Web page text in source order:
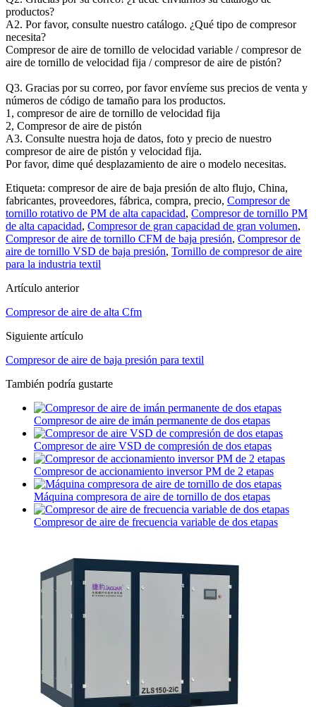
productos?
A2. Por favor, consulte nuestro catálogo. ¿Qué tipo de compresor
necesita?
Compresor de aire de tornillo de velocidad variable / compresor de
aire de tornillo de velocidad fija / compresor de aire de pistón?
Q3. Gracias por su correo, por favor envíeme sus precios de venta y
números de código de tamaño para los productos.
1, compresor de aire de tornillo de velocidad fija
2, Compresor de aire de pistón
A3. Consulte nuestra hoja de datos, foto y precio de nuestro
compresor de aire de pistón y velocidad fija.
Por favor, dime qué desplazamiento de aire o modelo necesitas.
Etiqueta: compresor de aire de baja presión de alto flujo, China,
fabricantes, proveedores, fábrica, compra, precio, Compresor de
tornillo rotativo de PM de alta capacidad, Compresor de tornillo PM
de alta capacidad, Compresor de gran capacidad de gran volumen,
Compresor de aire de tornillo CFM de baja presión, Compresor de
aire de tornillo VSD de baja presión, Tornillo de compresor de aire
para la industria textil
Artículo anterior
Compresor de aire de alta Cfm
Siguiente artículo
Compresor de aire de baja presión para textil
También podría gustarte
Compresor de aire de imán permanente de dos etapas
Compresor de aire VSD de compresión de dos etapas
Compresor de accionamiento inversor PM de 2 etapas
Máquina compresora de aire de tornillo de dos etapas
Compresor de aire de frecuencia variable de dos etapas